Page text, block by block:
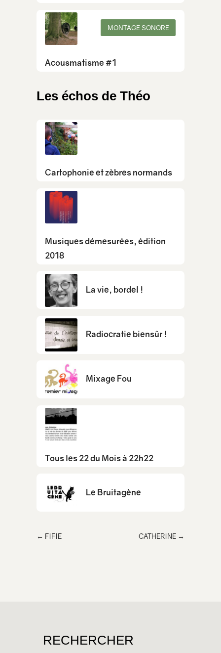
MONTAGE SONORE
Acousmatisme #1
Les échos de Théo
Cartophonie et zèbres normands
Musiques démesurées, édition
2018
La vie, bordel !
Radiocratie biensûr !
Mixage Fou
Tous les 22 du Mois à 22h22
Le Bruitagène
← FIFIE CATHERINE →
RECHERCHER